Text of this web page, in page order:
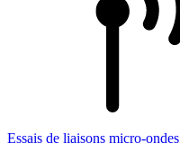
Essais de liaisons micro-ondes